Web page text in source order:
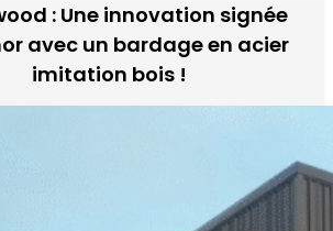
: Une innovation signée
avec un bardage en acier
imitation bois !